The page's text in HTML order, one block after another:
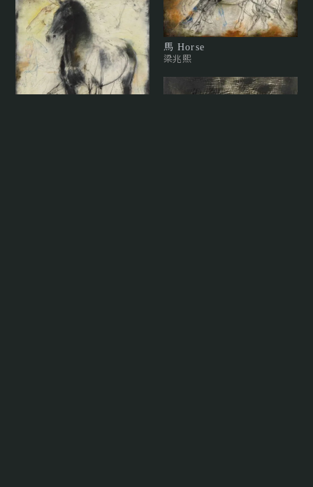
馬 Horse
梁兆熙